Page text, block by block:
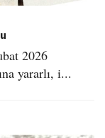
2026
yararlı, i...